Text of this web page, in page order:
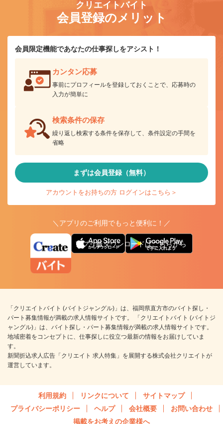
クリエイトバイト
会員登録のメリット
会員限定機能であなたの仕事探しをアシスト！
カンタン応募
事前にプロフィールを登録しておくことで、応募時の
入力が簡単に
検索条件の保存
繰り返し検索する条件を保存して、条件設定の手間を
省略
まずは会員登録（無料）
アカウントをお持ちの方 ログインはこちら＞
＼アプリのご利用でもっと便利に！／
アプリ版ダウンロードはこちらから
「クリエイトバイト (バイトジャングル)」は、福岡県直方市のバイト探し・
パート募集情報が満載の求人情報サイトです。 「クリエイトバイト (バイトジ
ャングル)」は、バイト探し・パート募集情報が満載の求人情報サイトです。
地域密着をコンセプトに、仕事探しに役立つ最新の情報をお届けしていま
す。
新聞折込求人広告「クリエイト 求人特集」を展開する株式会社クリエイトが
運営しています。
利用規約 リンクについて
サイトマップ
プライバシーポリシー
ヘルプ 会社概要
お問い合わせ
掲載をお考えの企業様へ